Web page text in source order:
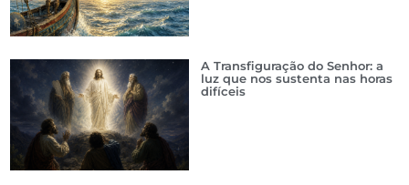
A Transfiguração do Senhor: a
luz que nos sustenta nas horas
difíceis